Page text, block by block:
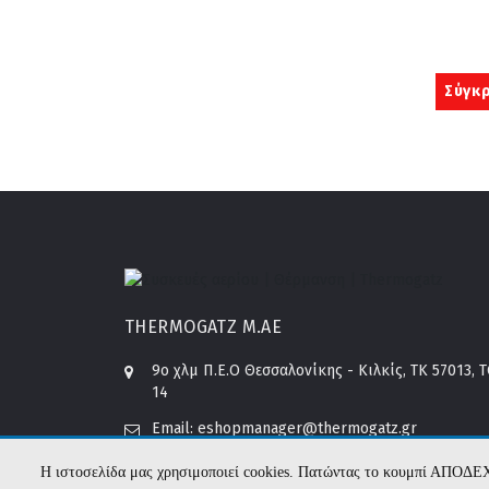
THERMOGATZ Μ.ΑΕ
9o χλμ Π.Ε.Ο Θεσσαλονίκης - Κιλκίς, ΤΚ 57013,
14
Email: eshopmanager@thermogatz.gr
Λογιστήριο:account@thermogatz.gr
Η ιστοσελίδα μας χρησιμοποιεί cookies. Πατώντας το κουμπί